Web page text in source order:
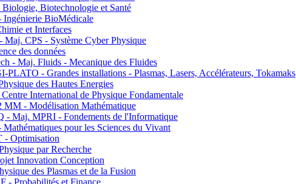
Biotechnologie et Santé
BioMédicale
et Interfaces
CPS - Système Cyber Physique
des données
- Maj. Fluids - Mecanique des Fluides
- Grandes installations - Plasmas, Lasers, Accélérateurs, Tokamaks
des Hautes Energies
International de Physique Fondamentale
- Modélisation Mathématique
Maj. MPRI - Fondements de l'Informatique
pour les Sciences du Vivant
Optimisation
par Recherche
Innovation Conception
des Plasmas et de la Fusion
- Probabilités et Finance